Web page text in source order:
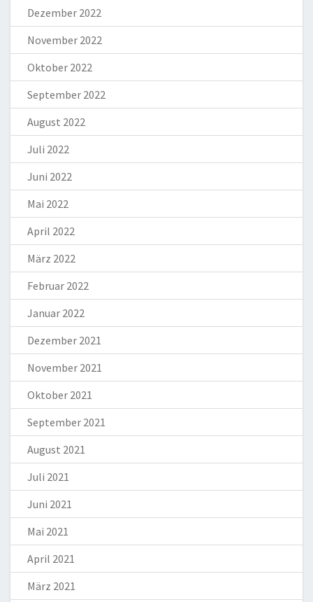
Dezember 2022
November 2022
Oktober 2022
September 2022
August 2022
Juli 2022
Juni 2022
Mai 2022
April 2022
März 2022
Februar 2022
Januar 2022
Dezember 2021
November 2021
Oktober 2021
September 2021
August 2021
Juli 2021
Juni 2021
Mai 2021
April 2021
März 2021